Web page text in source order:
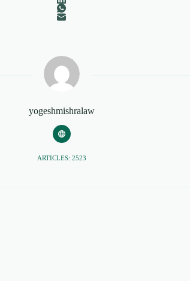
yogeshmishralaw
ARTICLES: 2523